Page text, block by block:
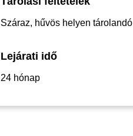
Száraz, hűvös helyen tárolandó
Lejárati idő
24 hónap